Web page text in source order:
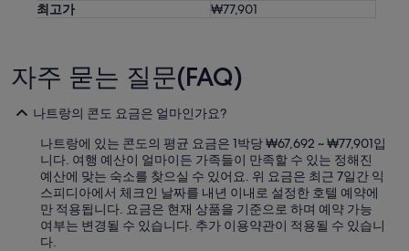
최고가
₩77,901
자주 묻는 질문(FAQ)
나트랑의 콘도 요금은 얼마인가요?
나트랑에 있는 콘도의 평균 요금은 1박당 ₩67,692 ~ ₩77,901입
니다. 여행 예산이 얼마이든 가족들이 만족할 수 있는 정해진
예산에 맞는 숙소를 찾으실 수 있어요. 위 요금은 최근 7일간 익
스피디아에서 체크인 날짜를 내년 이내로 설정한 호텔 예약에
만 적용됩니다. 요금은 현재 상품을 기준으로 하며 예약 가능
여부는 변경될 수 있습니다. 추가 이용약관이 적용될 수 있습니
다.